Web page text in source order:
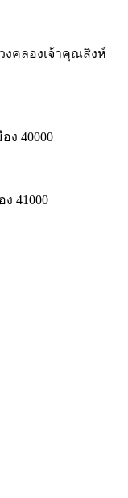
งคลองเจ้าคุณสิงห์
ง 40000
41000